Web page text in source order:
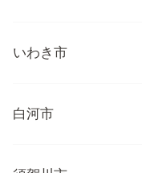
いわき市
白河市